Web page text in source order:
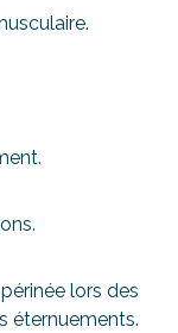
lors des
éternuements.